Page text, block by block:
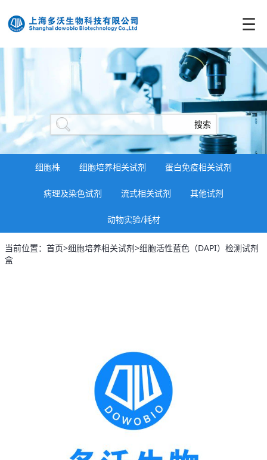
☰
细胞株 细胞培养相关试剂 蛋白免疫相关试剂
病理及染色试剂 流式相关试剂 其他试剂
动物实验/耗材
当前位置：首页>细胞培养相关试剂>细胞活性蓝色（DAPI）检测试剂
盒